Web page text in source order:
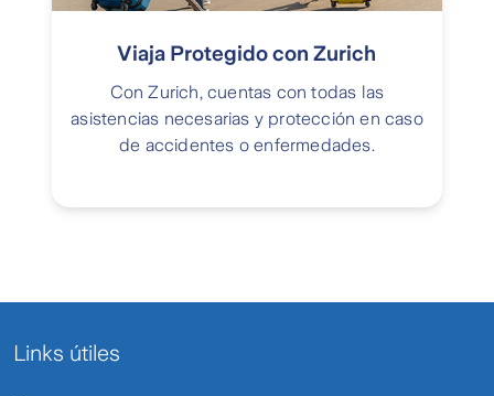
Viaja Protegido con Zurich
Con Zurich, cuentas con todas las
asistencias necesarias y protección en caso
de accidentes o enfermedades.
Links útiles